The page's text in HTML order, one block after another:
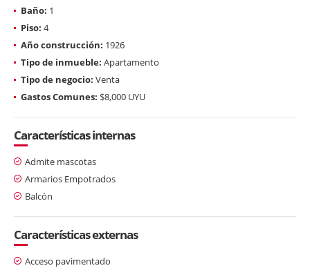
Baño: 1
Piso: 4
Año construcción: 1926
Tipo de inmueble: Apartamento
Tipo de negocio: Venta
Gastos Comunes: $8,000 UYU
Características internas
Admite mascotas
Armarios Empotrados
Balcón
Características externas
Acceso pavimentado